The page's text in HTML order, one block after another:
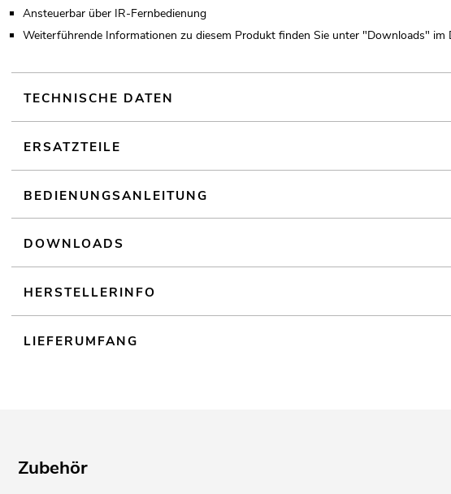
Ansteuerbar über IR-Fernbedienung
Weiterführende Informationen zu diesem Produkt finden Sie unter "Downloads" im
TECHNISCHE DATEN
ERSATZTEILE
BEDIENUNGSANLEITUNG
DOWNLOADS
HERSTELLERINFO
LIEFERUMFANG
Zubehör